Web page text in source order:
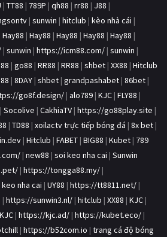
| TT88 | 789P | qh88 | rr88 | J88 |
| sunwin | hitclub | kèo nhà cái |
Hay88 | Hay88 | Hay88 | Hay88 | Hay88 |
| sunwin | https://icm88.com/ | sunwin |
| go88 | RR88 | RR88 | shbet | XX88 | Hitclub
| 8DAY | shbet | grandpashabet | 86bet |
go8f.design/ | alo789 | KJC | FLY88 |
| Socolive | CakhiaTV | https://go88play.site |
| TD88 | xoilactv trực tiếp bóng đá | 8x bet |
| Hitclub | FABET | BIG88 | Kubet | 789
| new88 | soi keo nha cai | Sunwin
| https://tongga88.my/ |
nha cai | UY88 | https://tt8811.net/ |
| https://sunwin3.nl/ | hitclub | XX88 | KJC |
KJC | https://kjc.ad/ | https://kubet.eco/ |
| https://b52com.io | trang cá độ bóng